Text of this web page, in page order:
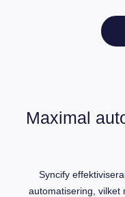
Maximal
Syncify
automatisering, vilket